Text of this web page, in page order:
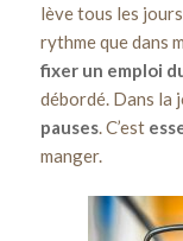
lève tous les jours
rythme que dans
fixer un emploi
débordé. Dans la
pauses. C’est
manger.